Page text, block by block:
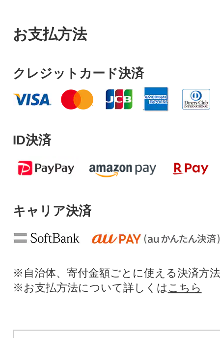
お支払方法
クレジットカード決済
ID決済
キャリア決済
※自治体、寄付金額ごとに使える決済方
※お支払方法について詳しくは こちら